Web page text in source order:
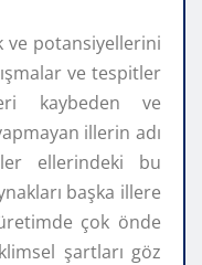
ve potansiyellerini
ve tespitler
kaybeden ve
illerin adı
ellerindeki bu
başka illere
çok önde
şartları göz